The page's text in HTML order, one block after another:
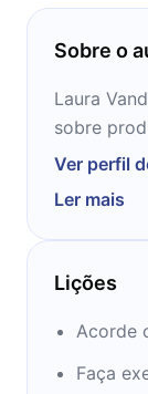
Sobre o
Laura
sobre
Além
City
Journal e
Ver perfil
Ler mais
Lições
Acorde
Faça